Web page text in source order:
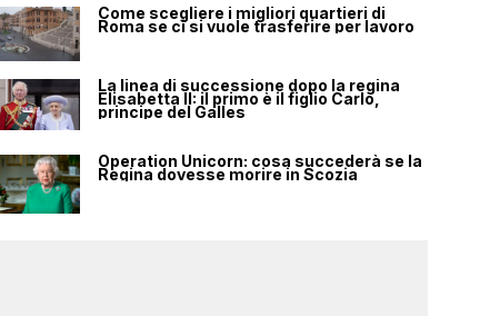
Come scegliere i migliori quartieri di
Roma se ci si vuole trasferire per lavoro
La linea di successione dopo la regina
Elisabetta II: il primo è il figlio Carlo,
principe del Galles
Operation Unicorn: cosa succederà se la
Regina dovesse morire in Scozia